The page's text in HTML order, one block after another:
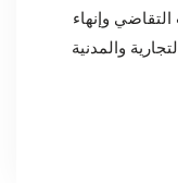
وإنهاء
والمدنية